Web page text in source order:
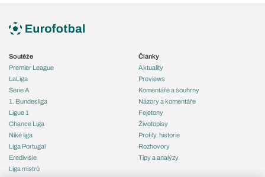
Soutěže
Premier League
LaLiga
Serie A
1. Bundesliga
Ligue 1
Chance Liga
Niké liga
Liga Portugal
Eredivisie
Liga mistrů
Články
Aktuality
Previews
Komentáře a souhrny
Názory a komentáře
Fejetony
Životopisy
Profily, historie
Rozhovory
Tipy a analýzy